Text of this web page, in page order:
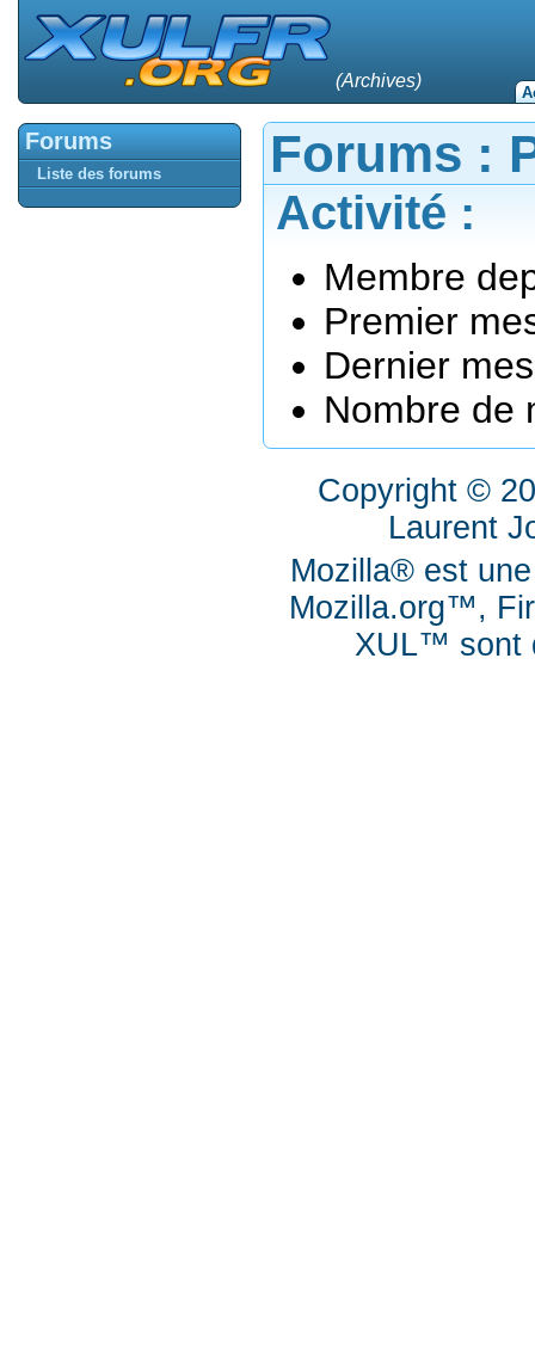
(Archives)
Forums :
Activité :
Membre
Premier
Dernier
Nombre de
Forums
Liste des forums
Copyright ©
Laurent
Mozilla® est
Mozilla.org™,
XUL™ sont